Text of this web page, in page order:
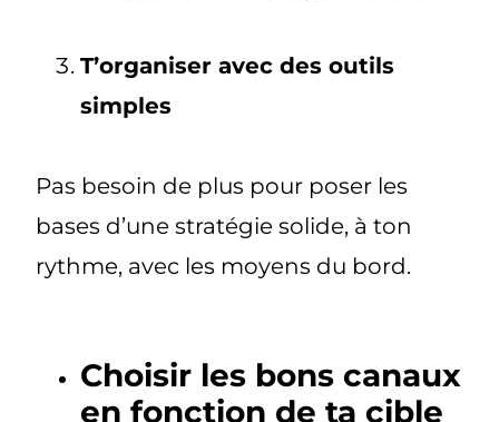
T’organiser avec des outils
simples
Pas besoin de plus pour poser les
bases d’une stratégie solide, à ton
rythme, avec les moyens du bord.
Choisir les bons canaux
en fonction de ta cible